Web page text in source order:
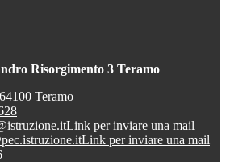
Risorgimento 3 Teramo
Teramo
Link per inviare una mail
Link per inviare una mail